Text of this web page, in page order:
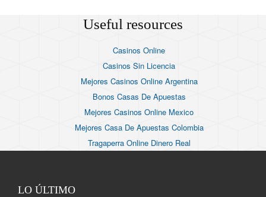
Useful resources
Casinos Online
Casinos Sin Licencia
Mejores Casinos Online Argentina
Bonos Casas De Apuestas
Mejores Casinos Online Mexico
Mejores Casa De Apuestas Colombia
Tragaperra Online Dinero Real
LO ÚLTIMO